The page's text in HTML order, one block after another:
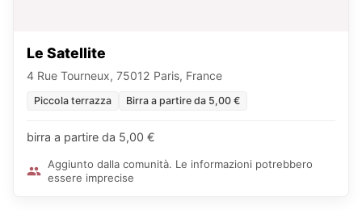
Le Satellite
4 Rue Tourneux, 75012 Paris, France
Piccola terrazza Birra a partire da 5,00 €
birra a partire da 5,00 €
Aggiunto dalla comunità. Le informazioni potrebbero
essere imprecise